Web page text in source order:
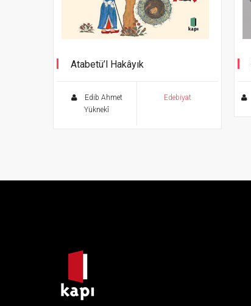
Atabetü’l Hakâyık
Edib Ahmet
Yüknekî
Edebiyat